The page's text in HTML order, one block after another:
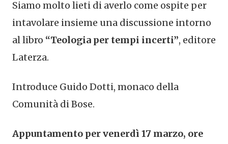
Siamo molto lieti di averlo come ospite per
intavolare insieme una discussione intorno
al libro “Teologia per tempi incerti”, editore
Laterza.
Introduce Guido Dotti, monaco della
Comunità di Bose.
Appuntamento per venerdì 17 marzo, ore